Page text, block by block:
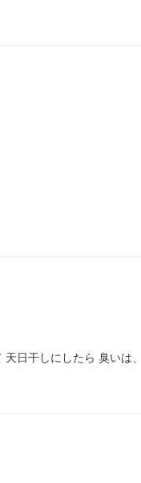
日干しにしたら 臭いは